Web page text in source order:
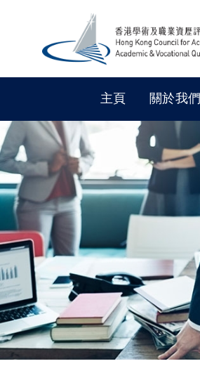
主頁 關於我們